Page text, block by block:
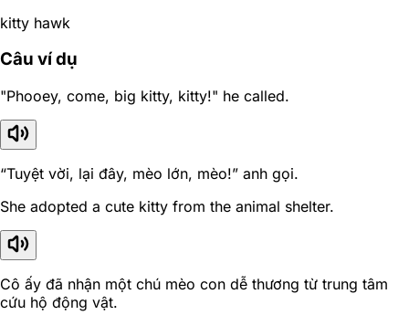
kitty hawk
Câu ví dụ
"Phooey, come, big kitty, kitty!" he called.
“Tuyệt vời, lại đây, mèo lớn, mèo!” anh gọi.
She adopted a cute kitty from the animal shelter.
Cô ấy đã nhận một chú mèo con dễ thương từ trung tâm
cứu hộ động vật.